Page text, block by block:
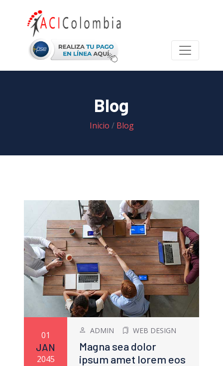
Blog
Inicio / Blog
01
JAN
2045
ADMIN WEB DESIGN
Magna sea dolor
ipsum amet lorem eos